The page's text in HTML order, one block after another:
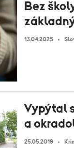
Bez
13.04.2025
Vypýtal
a
25.05.2019